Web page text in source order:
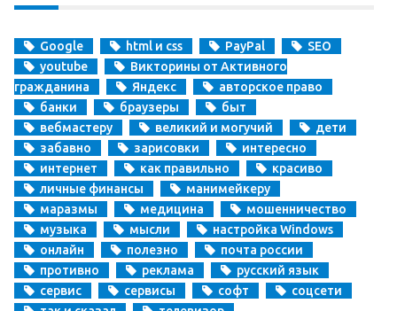
Google html и css PayPal
SEO
youtube
Викторины от Активного
гражданина
Яндекс
авторское право
банки
браузеры
быт
вебмастеру
великий и могучий
дети
забавно
зарисовки
интересно
интернет
как правильно
красиво
личные финансы
манимейкеру
маразмы
медицина
мошенничество
музыка
мысли
настройка Windows
онлайн
полезно
почта россии
противно
реклама
русский язык
сервис
сервисы софт
соцсети